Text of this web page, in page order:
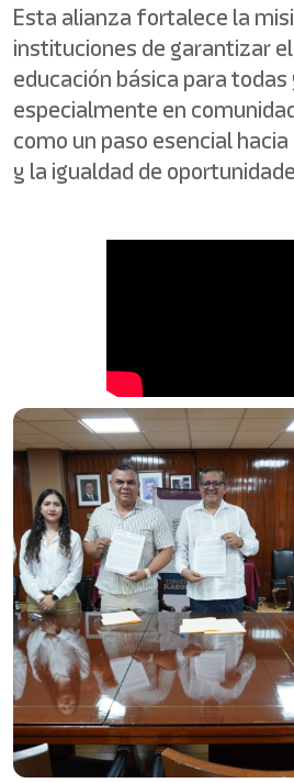
Esta alianza fortalece la
instituciones de garantizar
educación básica para
especialmente en
como un paso esencial
y la igualdad de